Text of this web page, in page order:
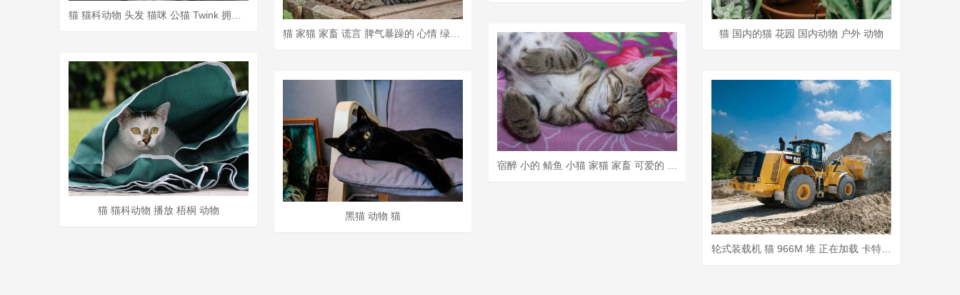
猫 猫科动物 播放 梧桐 动物
黑猫 动物 猫
宿醉 小的 鲭鱼 小猫 家猫 家畜 可爱的 猫 猫宝宝 猫脸
猫 国内的猫 花园 国内动物 户外 动物